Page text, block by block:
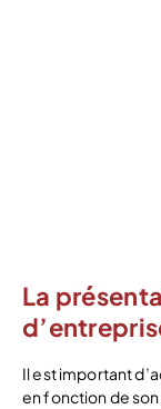
La
Il est important
en fonction de